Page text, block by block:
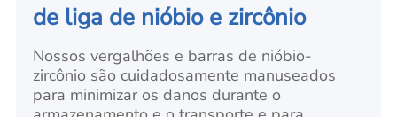
de liga de nióbio e zircônio
Nossos vergalhões e barras de nióbio-
zircônio são cuidadosamente manuseados
para minimizar os danos durante o